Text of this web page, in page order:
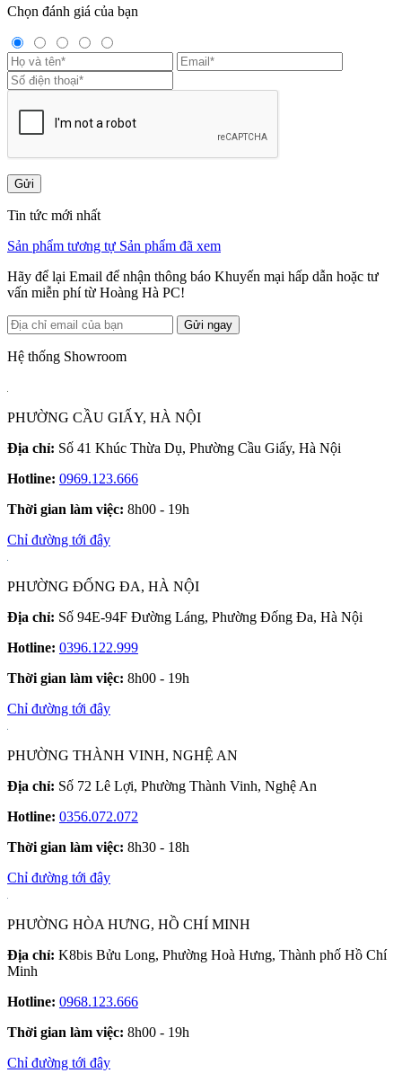
Chọn đánh giá của bạn
Gửi
Tin tức mới nhất
Sản phẩm tương tự Sản phẩm đã xem
Hãy để lại Email để nhận thông báo Khuyến mại hấp dẫn hoặc tư
vấn miễn phí từ Hoàng Hà PC!
Gửi ngay
Hệ thống Showroom
PHƯỜNG CẦU GIẤY, HÀ NỘI
Địa chỉ: Số 41 Khúc Thừa Dụ, Phường Cầu Giấy, Hà Nội
Hotline: 0969.123.666
Thời gian làm việc: 8h00 - 19h
Chỉ đường tới đây
PHƯỜNG ĐỐNG ĐA, HÀ NỘI
Địa chỉ: Số 94E-94F Đường Láng, Phường Đống Đa, Hà Nội
Hotline: 0396.122.999
Thời gian làm việc: 8h00 - 19h
Chỉ đường tới đây
PHƯỜNG THÀNH VINH, NGHỆ AN
Địa chỉ: Số 72 Lê Lợi, Phường Thành Vinh, Nghệ An
Hotline: 0356.072.072
Thời gian làm việc: 8h30 - 18h
Chỉ đường tới đây
PHƯỜNG HÒA HƯNG, HỒ CHÍ MINH
Địa chỉ: K8bis Bửu Long, Phường Hoà Hưng, Thành phố Hồ Chí
Minh
Hotline: 0968.123.666
Thời gian làm việc: 8h00 - 19h
Chỉ đường tới đây